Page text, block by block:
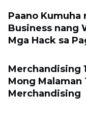
Paano Kumuha
Business nang
Mga Hack sa
Merchandising
Mong
Merchandising